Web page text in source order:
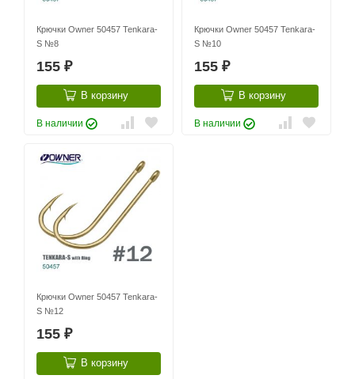
Крючки Owner 50457 Tenkara-
S №8
155 ₽
В корзину
В наличии
Крючки Owner 50457 Tenkara-
S №10
155 ₽
В корзину
В наличии
Крючки Owner 50457 Tenkara-
S №12
155 ₽
В корзину